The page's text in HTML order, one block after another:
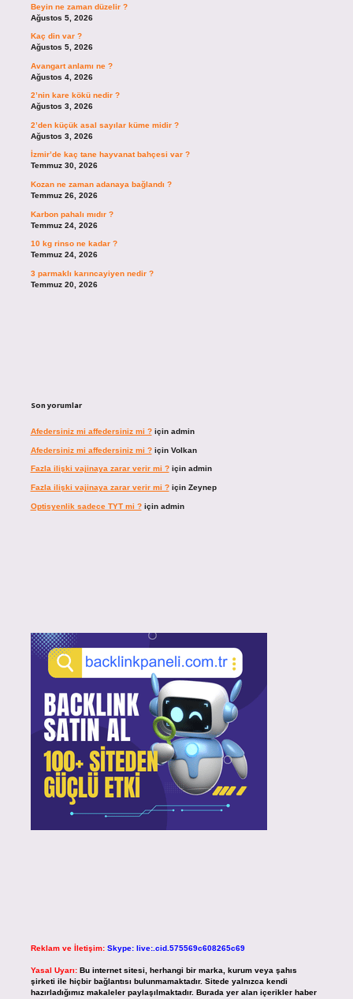
Beyin ne zaman düzelir ?
Ağustos 5, 2026
Kaç din var ?
Ağustos 5, 2026
Avangart anlamı ne ?
Ağustos 4, 2026
2’nin kare kökü nedir ?
Ağustos 3, 2026
2’den küçük asal sayılar küme midir ?
Ağustos 3, 2026
İzmir’de kaç tane hayvanat bahçesi var ?
Temmuz 30, 2026
Kozan ne zaman adanaya bağlandı ?
Temmuz 26, 2026
Karbon pahalı mıdır ?
Temmuz 24, 2026
10 kg rinso ne kadar ?
Temmuz 24, 2026
3 parmaklı karıncayiyen nedir ?
Temmuz 20, 2026
Son yorumlar
Afedersiniz mi affedersiniz mi ?için admin
Afedersiniz mi affedersiniz mi ?için Volkan
Fazla ilişki vajinaya zarar verir mi ?için admin
Fazla ilişki vajinaya zarar verir mi ?için Zeynep
Optisyenlik sadece TYT mi ?için admin
Reklam ve İletişim: Skype: live:.cid.575569c608265c69
Yasal Uyarı: Bu internet sitesi, herhangi bir marka, kurum veya şahıs
şirketi ile hiçbir bağlantısı bulunmamaktadır. Sitede yalnızca kendi
hazırladığımız makaleler paylaşılmaktadır. Burada yer alan içerikler haber